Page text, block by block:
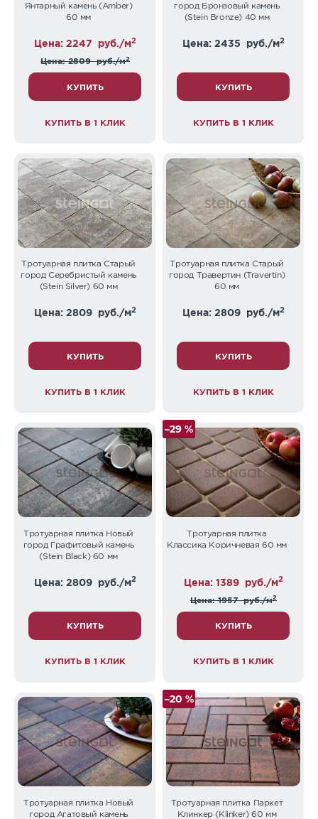
Янтарный камень (Аmber)
60 мм
Цена: 2247 руб./м2
Цена: 2809руб./м2
КУПИТЬ
КУПИТЬ В 1 КЛИК
город Бронзовый камень
(Stein Bronze) 40 мм
Цена: 2435 руб./м2
КУПИТЬ
КУПИТЬ В 1 КЛИК
Тротуарная плитка Старый
город Серебристый камень
(Stein Silver) 60 мм
Цена: 2809 руб./м2
КУПИТЬ
КУПИТЬ В 1 КЛИК
Тротуарная плитка Старый
город Травертин (Travertin)
60 мм
Цена: 2809 руб./м2
КУПИТЬ
КУПИТЬ В 1 КЛИК
Тротуарная плитка Новый
город Графитовый камень
(Stein Black) 60 мм
Цена: 2809 руб./м2
КУПИТЬ
КУПИТЬ В 1 КЛИК
–29 %
Тротуарная плитка
Классика Коричневая 60 мм
Цена: 1389 руб./м2
Цена: 1957руб./м2
КУПИТЬ
КУПИТЬ В 1 КЛИК
Тротуарная плитка Новый
город Агатовый камень
–20 %
Тротуарная плитка Паркет
Клинкер (Klinker) 60 мм